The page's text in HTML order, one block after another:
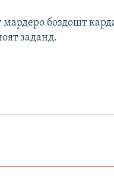
боздошт
заданд.